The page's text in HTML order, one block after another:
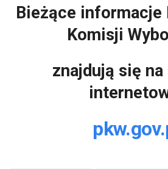
Bieżące informacje
Komisji
znajdują się